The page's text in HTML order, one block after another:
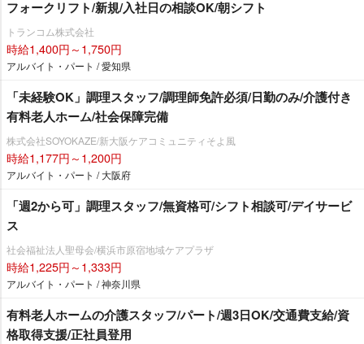
フォークリフト/新規/入社日の相談OK/朝シフト
トランコム株式会社
時給1,400円～1,750円
アルバイト・パート / 愛知県
「未経験OK」調理スタッフ/調理師免許必須/日勤のみ/介護付き
有料老人ホーム/社会保障完備
株式会社SOYOKAZE/新大阪ケアコミュニティそよ風
時給1,177円～1,200円
アルバイト・パート / 大阪府
「週2から可」調理スタッフ/無資格可/シフト相談可/デイサービ
ス
社会福祉法人聖母会/横浜市原宿地域ケアプラザ
時給1,225円～1,333円
アルバイト・パート / 神奈川県
有料老人ホームの介護スタッフ/パート/週3日OK/交通費支給/資
格取得支援/正社員登用